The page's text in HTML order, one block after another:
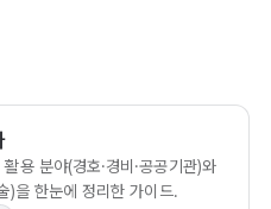
용 분야(경호·경비·공공기관)와
)을 한눈에 정리한 가이드.